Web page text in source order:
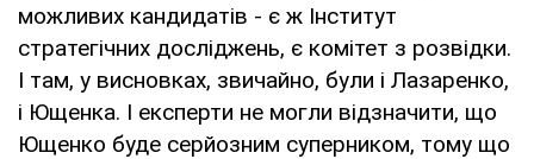
можливих кандидатів - є ж Інститут
стратегічних досліджень, є комітет з розвідки.
І там, у висновках, звичайно, були і Лазаренко,
і Ющенка. І експерти не могли відзначити, що
Ющенко буде серйозним суперником, тому що